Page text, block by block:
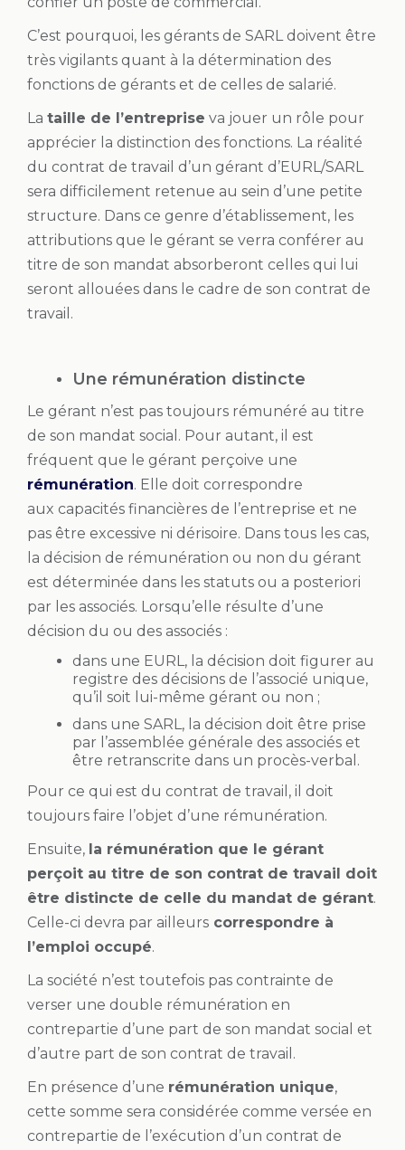
C’est pourquoi, les gérants de SARL doivent être
très vigilants quant à la détermination des
fonctions de gérants et de celles de salarié.
La taille de l’entreprise va jouer un rôle pour
apprécier la distinction des fonctions. La réalité
du contrat de travail d’un gérant d’EURL/SARL
sera difficilement retenue au sein d’une petite
structure. Dans ce genre d’établissement, les
attributions que le gérant se verra conférer au
titre de son mandat absorberont celles qui lui
seront allouées dans le cadre de son contrat de
travail.
Une rémunération distincte
Le gérant n’est pas toujours rémunéré au titre
de son mandat social. Pour autant, il est
fréquent que le gérant perçoive une
rémunération. Elle doit correspondre
aux capacités financières de l’entreprise et ne
pas être excessive ni dérisoire. Dans tous les cas,
la décision de rémunération ou non du gérant
est déterminée dans les statuts ou a posteriori
par les associés. Lorsqu’elle résulte d’une
décision du ou des associés :
dans une EURL, la décision doit figurer au
registre des décisions de l’associé unique,
qu’il soit lui-même gérant ou non ;
dans une SARL, la décision doit être prise
par l’assemblée générale des associés et
être retranscrite dans un procès-verbal.
Pour ce qui est du contrat de travail, il doit
toujours faire l’objet d’une rémunération.
Ensuite, la rémunération que le gérant
perçoit au titre de son contrat de travail doit
être distincte de celle du mandat de gérant.
Celle-ci devra par ailleurs correspondre à
l’emploi occupé.
La société n’est toutefois pas contrainte de
verser une double rémunération en
contrepartie d’une part de son mandat social et
d’autre part de son contrat de travail.
En présence d’une rémunération unique,
cette somme sera considérée comme versée en
contrepartie de l’exécution d’un contrat de